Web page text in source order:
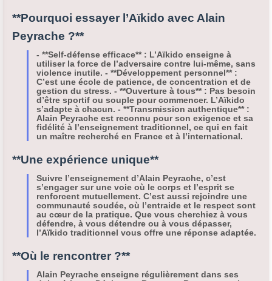
**Pourquoi essayer l’Aïkido avec Alain
Peyrache ?**
- **Self-défense efficace** : L’Aïkido enseigne à
utiliser la force de l’adversaire contre lui-même, sans
violence inutile. - **Développement personnel** :
C’est une école de patience, de concentration et de
gestion du stress. - **Ouverture à tous** : Pas besoin
d’être sportif ou souple pour commencer. L’Aïkido
s’adapte à chacun. - **Transmission authentique** :
Alain Peyrache est reconnu pour son exigence et sa
fidélité à l’enseignement traditionnel, ce qui en fait
un maître recherché en France et à l’international.
**Une expérience unique**
Suivre l’enseignement d’Alain Peyrache, c’est
s’engager sur une voie où le corps et l’esprit se
renforcent mutuellement. C’est aussi rejoindre une
communauté soudée, où l’entraide et le respect sont
au cœur de la pratique. Que vous cherchiez à vous
défendre, à vous détendre ou à vous dépasser,
l’Aïkido traditionnel vous offre une réponse adaptée.
**Où le rencontrer ?**
Alain Peyrache enseigne régulièrement dans ses